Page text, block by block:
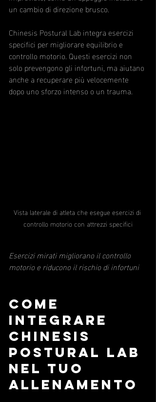
un cambio di direzione brusco.
Chinesis Postural Lab integra esercizi
specifici per migliorare equilibrio e
controllo motorio. Questi esercizi non
solo prevengono gli infortuni, ma aiutano
anche a recuperare più velocemente
dopo uno sforzo intenso o un trauma.
Vista laterale di atleta che esegue esercizi di
controllo motorio con attrezzi specifici
Esercizi mirati migliorano il controllo
motorio e riducono il rischio di infortuni
Come
integrare
Chinesis
Postural Lab
nel tuo
allenamento